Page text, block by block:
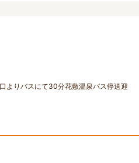
よりバスにて30分花敷温泉バス停送迎